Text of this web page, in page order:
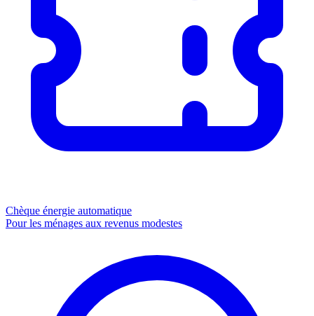
Chèque énergie automatique
Pour les ménages aux revenus modestes